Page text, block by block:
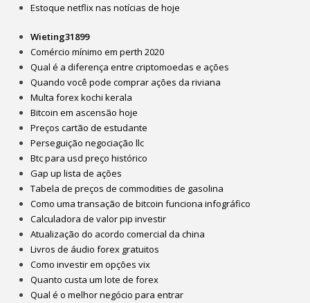
Estoque netflix nas notícias de hoje
Wieting31899
Comércio mínimo em perth 2020
Qual é a diferença entre criptomoedas e ações
Quando você pode comprar ações da riviana
Multa forex kochi kerala
Bitcoin em ascensão hoje
Preços cartão de estudante
Perseguição negociação llc
Btc para usd preço histórico
Gap up lista de ações
Tabela de preços de commodities de gasolina
Como uma transação de bitcoin funciona infográfico
Calculadora de valor pip investir
Atualização do acordo comercial da china
Livros de áudio forex gratuitos
Como investir em opções vix
Quanto custa um lote de forex
Qual é o melhor negócio para entrar